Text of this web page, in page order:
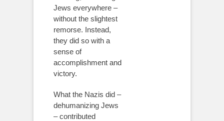
Jews everywhere –
without the slightest
remorse. Instead,
they did so with a
sense of
accomplishment and
victory.
What the Nazis did –
dehumanizing Jews
– contributed